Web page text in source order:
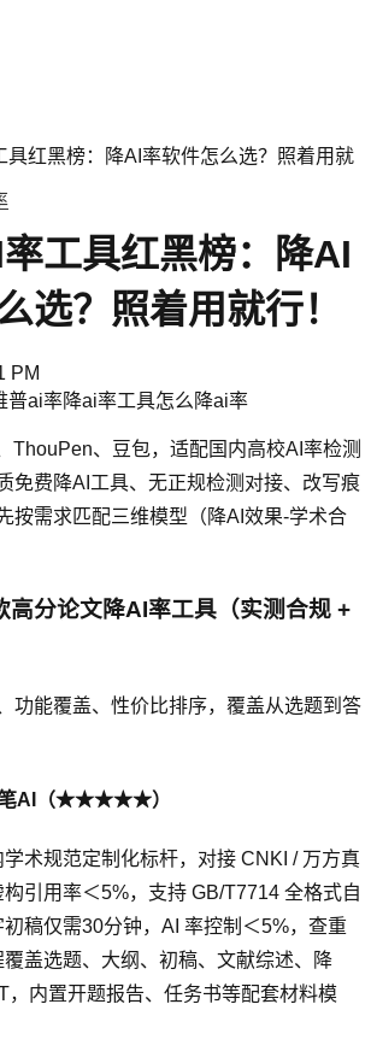
具红黑榜：降AI率软件怎么选？照着用就
工具红黑榜：降AI
选？照着用就行！
PM
普ai率降ai率工具怎么降ai率
ThouPen、豆包，适配国内高校AI率检测
免费降AI工具、无正规检测对接、改写痕
按需求匹配三维模型（降AI效果-学术合
高分论文降AI率工具（实测合规 +
功能覆盖、性价比排序，覆盖从选题到答
笔AI（★★★★★）
学术规范定制化标杆，对接 CNKI / 万方真
引用率＜5%，支持 GB/T7714 全格式自
稿仅需30分钟，AI 率控制＜5%，查重
盖选题、大纲、初稿、文献综述、降
，内置开题报告、任务书等配套材料模